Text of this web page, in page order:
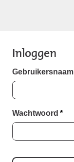
Inloggen
Gebruikersnaam
Wachtwoord *